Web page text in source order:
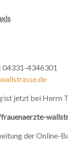
04331-4346301
ist jetzt bei Herrn
der Online-